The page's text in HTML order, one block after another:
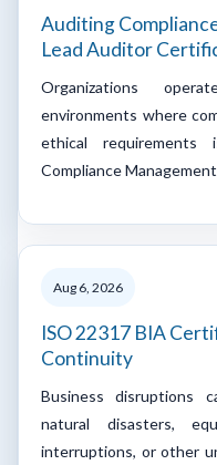
Auditing
Lead Auditor
Organizations
environments where
ethical
Compliance
Aug 6, 2026
ISO 22317 BIA
Continuity
Business disruptions
natural disasters,
interruptions, or other